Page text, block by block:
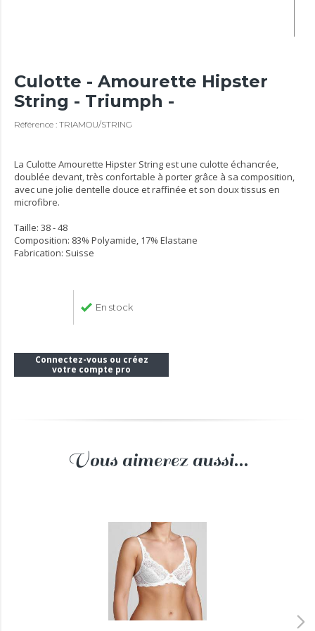
Culotte - Amourette Hipster
String - Triumph -
Référence : TRIAMOU/STRING
La Culotte Amourette Hipster String est une culotte échancrée,
doublée devant, très confortable à porter grâce à sa composition,
avec une jolie dentelle douce et raffinée et son doux tissus en
microfibre.
Taille: 38 - 48
Composition: 83% Polyamide, 17% Elastane
Fabrication: Suisse
En stock
Connectez-vous ou créez
votre compte pro
Vous aimerez aussi...